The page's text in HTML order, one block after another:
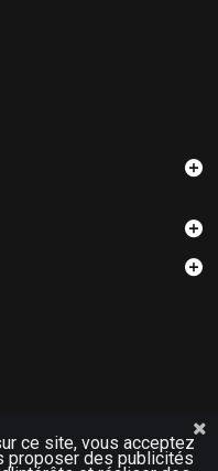
ce site, vous acceptez
proposer des publicités